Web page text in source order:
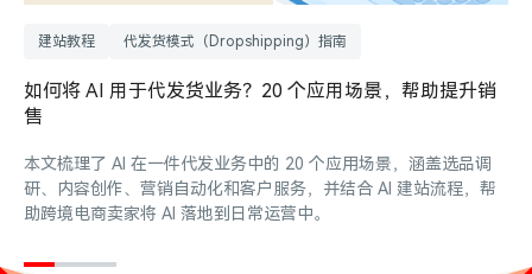
建站教程 代发货模式（Dropshipping）指南
如何将 AI 用于代发货业务？20 个应用场景，帮助提升销
售
本文梳理了 AI 在一件代发业务中的 20 个应用场景，涵盖选品调
研、内容创作、营销自动化和客户服务，并结合 AI 建站流程，帮
助跨境电商卖家将 AI 落地到日常运营中。